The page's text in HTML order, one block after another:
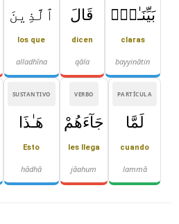
بَيِّنَـٰتٍۢ
claras
bayyinātin
قَالَ
dicen
qāla
ٱلَّذِينَ
los que
alladhīna
PARTÍCULA
لَمَّا
cuando
lammā
VERBO
جَآءَهُمْ
les llega
jāahum
SUSTANTIVO
هَـٰذَا
Esto
hādhā